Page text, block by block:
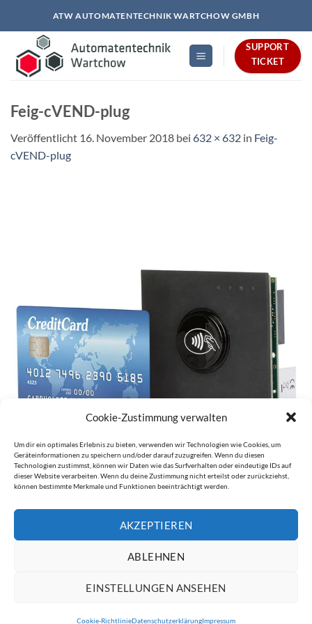
Cookie-Zustimmung verwalten
Um dir ein optimales Erlebnis zu bieten, verwenden wir Technologien wie Cookies, um
Geräteinformationen zu speichern und/oder darauf zuzugreifen. Wenn du diesen
Technologien zustimmst, können wir Daten wie das Surfverhalten oder eindeutige IDs auf
dieser Website verarbeiten. Wenn du deine Zustimmung nicht erteilst oder zurückziehst,
können bestimmte Merkmale und Funktionen beeinträchtigt werden.
AKZEPTIEREN
ABLEHNEN
EINSTELLUNGEN ANSEHEN
Cookie-RichtlinieDatenschutzerklärungImpressum
springen
ATW AUTOMATENTECHNIK WARTCHOW GMBH
SUPPORT
TICKET
Feig-cVEND-plug
Veröffentlicht 16. November 2018 bei 632 × 632 in Feig-
cVEND-plug
Weiter→